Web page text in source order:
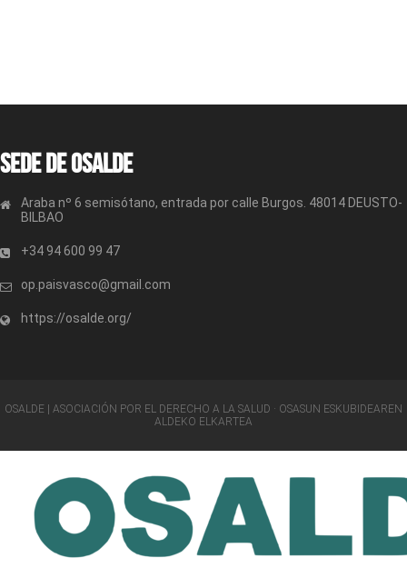
Sede de OSALDE
Araba nº 6 semisótano, entrada por calle Burgos. 48014 DEUSTO-
BILBAO
+34 94 600 99 47
op.paisvasco@gmail.com
https://osalde.org/
OSALDE | ASOCIACIÓN POR EL DERECHO A LA SALUD · OSASUN ESKUBIDEAREN
ALDEKO ELKARTEA